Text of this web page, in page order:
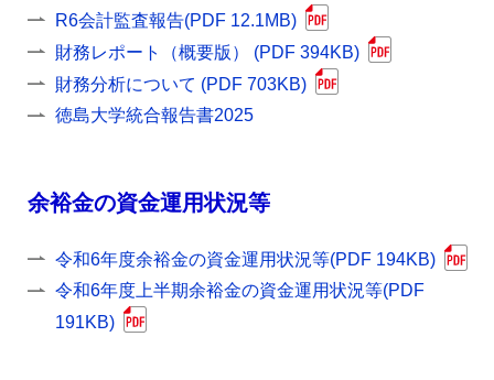
R6会計監査報告(PDF 12.1MB)
財務レポート（概要版） (PDF 394KB)
財務分析について (PDF 703KB)
徳島大学統合報告書2025
余裕金の資金運用状況等
令和6年度余裕金の資金運用状況等(PDF 194KB)
令和6年度上半期余裕金の資金運用状況等(PDF
191KB)